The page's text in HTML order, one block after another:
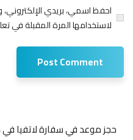
احفظ اسمي، بريدي
لاستخدامها المرة المقبلة في
حجز موعد في سفارة لاتفيا